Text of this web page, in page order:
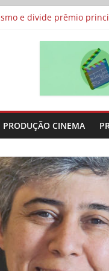
Poker da Última Meia
de escolas públicas
PRODUÇÃO CINEMA